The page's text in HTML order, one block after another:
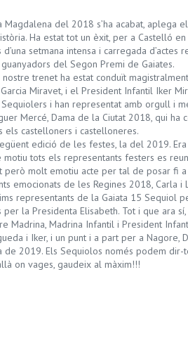
Magdalena del 2018 s’ha acabat, aplega
Ha estat tot un èxit, per a Castelló
setmana intensa i carregada
del Segon Premi de Gaiates.
trenet ha estat conduït
Miravet, i el President Infantil Iker
i han representat amb orgull i
Mercé, Dama de la Ciutat 2018, qui ha
els castelloners i castelloneres.
edició de les festes, la del 2019.
motiu tots els representants festers es
però molt emotiu acte per tal de posar fi
emocionats de les Regines 2018, Carla i
representants de la Gaiata 15 Sequiol
per la Presidenta Elisabeth. Tot i que ara
Madrina, Madrina Infantil i President
i Iker, i un punt i a part per a Nagore,
de 2019. Els Sequiolos només podem
on vages, gaudeix al màxim!!!